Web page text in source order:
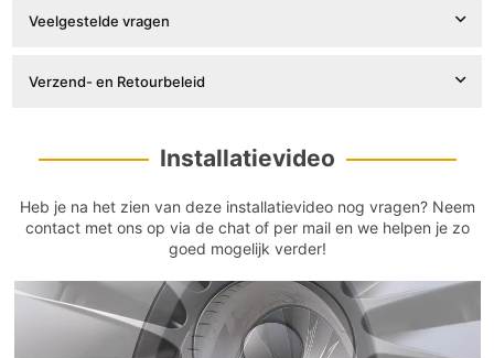
Veelgestelde vragen
Verzend- en Retourbeleid
Installatievideo
Heb je na het zien van deze installatievideo nog vragen? Neem
contact met ons op via de chat of per mail en we helpen je zo
goed mogelijk verder!